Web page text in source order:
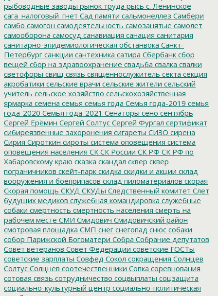
рыбоводные заводы рынок труда рысь с. Ленинское
сага_налоговый_гнет Сад памяти сальмонеллез Самбери
самбо самогон самодеятельность самозанятые самолет
самооборона самосуд санавиация санация санитария
санитарно-эпидемиологическая обстанвока Санкт-
Петербург санкции сантехника сатира Сбербанк сбор
вещей сбор на здравоохранение свадьба свалка свалки
светофоры свищ связь священнослужитель секта секция
акробатики сельские врачи сельские жители сельский
учитель сельское хозяйство сельскохозяйственная
ярмарка семена семья семья года Семья года-2019 семья
года-2020 Семья года-2021 Сенаторы сено сентябрь
Сергей Ерёмин Сергей Солтус Сергей Фургал сертификат
сибиреязвенные захоронения сигареты СИЗО сирена
Сирия Сироткин сироты система оповещения система
оповещения населения СК СК России СК РФ СК РФ по
Хабаровскому краю сказка скандал сквер сквер
пограничников скейт-парк скидка скидки и акции склад
вооружения и боеприпасов склад пиломатериалов скорая
Скорая помощь СКУД СКУДы Следственный комитет Слет
будущих медиков служебная командировка служебные
собаки смертность смертность населения смерть на
рабочем месте СМИ Смидович Смидовичский район
смотровая площадка СМП снег снегопад снюс собаки
собор Парижской Богоматери Собра Собрание депутатов
Совет ветеранов Совет Федерации советские ГОСТы
советские зарплаты Совфед Сокол сокращения Солнцев
Солтус Солцнев соотечественники Сопка соревнования
сотовая связь сотрудничество соцвыплаты соцзащита
социально-культурный центр социально-политическая